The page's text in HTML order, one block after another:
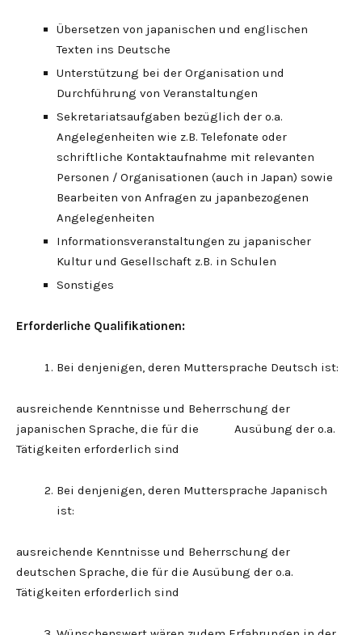
Übersetzen von japanischen und englischen
Texten ins Deutsche
Unterstützung bei der Organisation und
Durchführung von Veranstaltungen
Sekretariatsaufgaben bezüglich der o.a.
Angelegenheiten wie z.B. Telefonate oder
schriftliche Kontaktaufnahme mit relevanten
Personen / Organisationen (auch in Japan) sowie
Bearbeiten von Anfragen zu japanbezogenen
Angelegenheiten
Informationsveranstaltungen zu japanischer
Kultur und Gesellschaft z.B. in Schulen
Sonstiges
Erforderliche Qualifikationen:
Bei denjenigen, deren Muttersprache Deutsch ist:
ausreichende Kenntnisse und Beherrschung der
japanischen Sprache, die für die Ausübung der o.a.
Tätigkeiten erforderlich sind
Bei denjenigen, deren Muttersprache Japanisch
ist:
ausreichende Kenntnisse und Beherrschung der
deutschen Sprache, die für die Ausübung der o.a.
Tätigkeiten erforderlich sind